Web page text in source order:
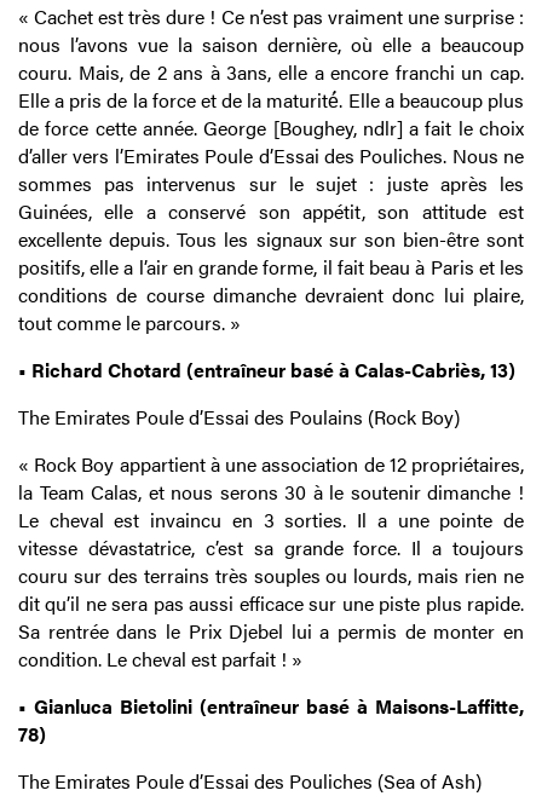
« Cachet est très dure ! Ce n’est pas vraiment une surprise :
nous l’avons vue la saison dernière, où elle a beaucoup
couru. Mais, de 2 ans à 3ans, elle a encore franchi un cap.
Elle a pris de la force et de la maturité́. Elle a beaucoup plus
de force cette année. George [Boughey, ndlr] a fait le choix
d’aller vers l’Emirates Poule d’Essai des Pouliches. Nous ne
sommes pas intervenus sur le sujet : juste après les
Guinées, elle a conservé son appétit, son attitude est
excellente depuis. Tous les signaux sur son bien-être sont
positifs, elle a l’air en grande forme, il fait beau à Paris et les
conditions de course dimanche devraient donc lui plaire,
tout comme le parcours. »
• Richard Chotard (entraîneur basé à Calas-Cabriès, 13)
The Emirates Poule d’Essai des Poulains (Rock Boy)
« Rock Boy appartient à une association de 12 propriétaires,
la Team Calas, et nous serons 30 à le soutenir dimanche !
Le cheval est invaincu en 3 sorties. Il a une pointe de
vitesse dévastatrice, c’est sa grande force. Il a toujours
couru sur des terrains très souples ou lourds, mais rien ne
dit qu’il ne sera pas aussi efficace sur une piste plus rapide.
Sa rentrée dans le Prix Djebel lui a permis de monter en
condition. Le cheval est parfait ! »
• Gianluca Bietolini (entraîneur basé à Maisons-Laffitte,
78)
The Emirates Poule d’Essai des Pouliches (Sea of Ash)